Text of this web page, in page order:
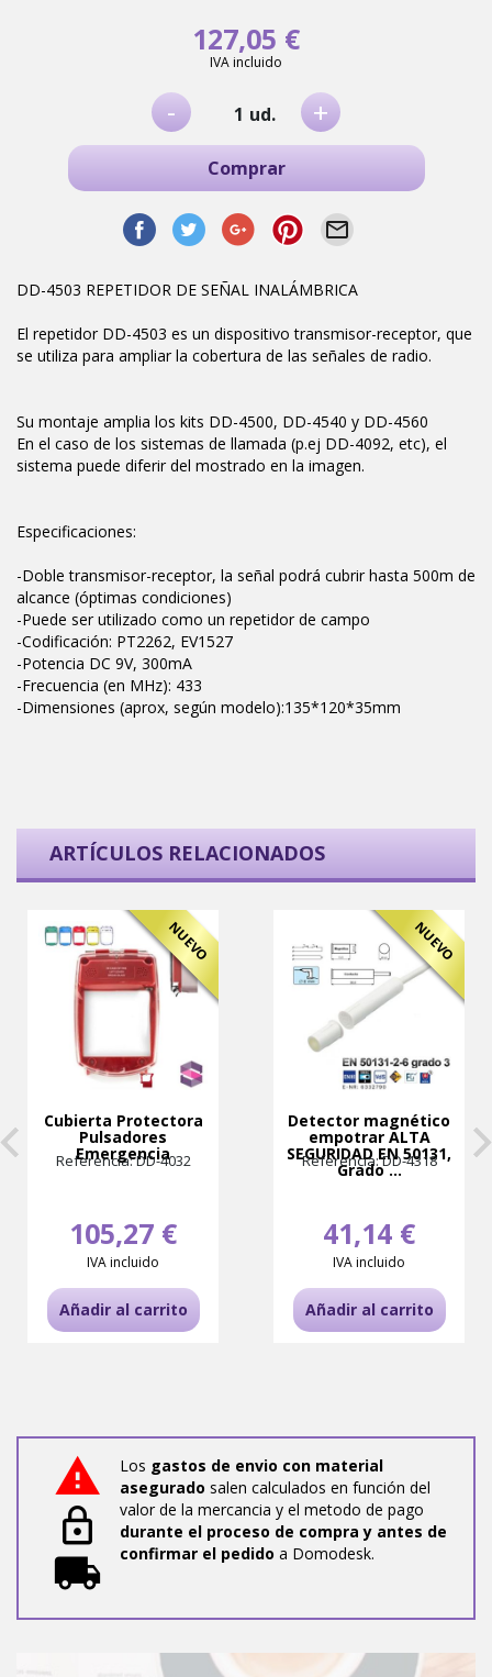
127,05 €
IVA incluido
- ud. +
Comprar
DD-4503 REPETIDOR DE SEÑAL INALÁMBRICA
El repetidor DD-4503 es un dispositivo transmisor-receptor, que
se utiliza para ampliar la cobertura de las señales de radio.
Su montaje amplia los kits DD-4500, DD-4540 y DD-4560
En el caso de los sistemas de llamada (p.ej DD-4092, etc), el
sistema puede diferir del mostrado en la imagen.
Especificaciones:
-Doble transmisor-receptor, la señal podrá cubrir hasta 500m de
alcance (óptimas condiciones)
-Puede ser utilizado como un repetidor de campo
-Codificación: PT2262, EV1527
-Potencia DC 9V, 300mA
-Frecuencia (en MHz): 433
-Dimensiones (aprox, según modelo):135*120*35mm
ARTÍCULOS RELACIONADOS
NUEVO
Cubierta Protectora
Pulsadores
Emergencia
Referencia: DD-4032
105,27 €
IVA incluido
Añadir al carrito
NUEVO
Detector magnético
empotrar ALTA
SEGURIDAD EN 50131,
Grado ...
Referencia: DD-4318
41,14 €
IVA incluido
Añadir al carrito
Los gastos de envio con material
asegurado salen calculados en función del
valor de la mercancia y el metodo de pago
durante el proceso de compra y antes de
confirmar el pedido a Domodesk.